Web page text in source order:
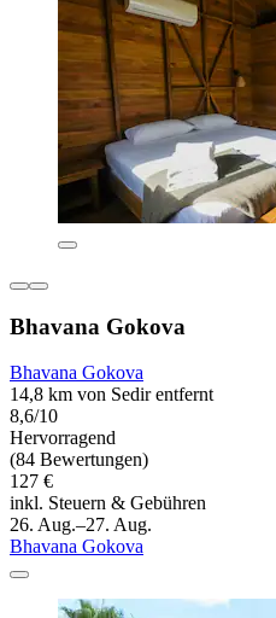
Bhavana Gokova
Bhavana Gokova
14,8 km von Sedir entfernt
8,6/10
Hervorragend
(84 Bewertungen)
127 €
inkl. Steuern & Gebühren
26. Aug.–27. Aug.
Bhavana Gokova